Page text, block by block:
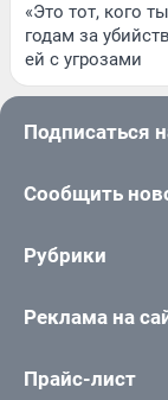
«Это тот, кого
годам за
ей с угрозами
Подписаться
Сообщить
Рубрики
Реклама на
Прайс-лист